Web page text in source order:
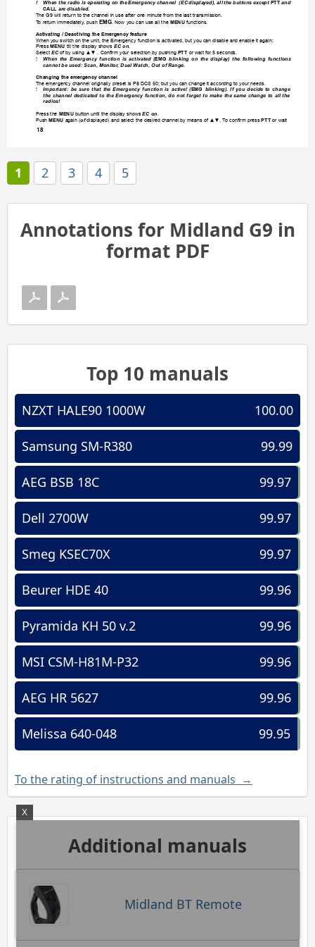
X
18
!
When the radio is operating on the Emergency channel (EC displayed), all the buttons except PTT and
CALL are disabled.
The G9 will return to the channel in use after one minute from the last transmission.
To return immediately, push EMG . Now you can use all the MENU functions.
Activating / Deactiving the Emergency feature
When you switch on the unit, the Emergency function is activated, but you can disable and enable it again:
Press MENU till the display shows EC on.
Select EC of by using ▲▼ . Conrm your selection by pushing PTT or wait for 5 seconds.
!
When the Emergency function is activated (EMG blinking on the display) the following functions
cannot be used: Scan, Monitor, Dual Watch, Out of Range.
Changing the emergency channel
The emergency channel originally preset is P8 DCS 50; but you can change it according to your needs.
!
Important: be sure that the Emergency function is active! (EMG blinking). If you decide to change
the channel dedicated to the Emergency function, do not forget to make the same change to all the
radios!
Press the MENU button until the display shows EC on.
Push MENU again (of displayed) and select the desired channel by means of ▲▼. To conrm press PTT or wait
1 2 3 4 5
Annotations for Midland G9 in
format PDF
Top 10 manuals
100.00
NZXT HALE90 1000W
99.99
Samsung SM-R380
99.97
AEG BSB 18C
99.97
Dell 2700W
99.97
Smeg KSEC70X
99.96
Beurer HDE 40
99.96
Pyramida KH 50 v.2
99.96
MSI CSM-H81M-P32
99.96
AEG HR 5627
99.95
Melissa 640-048
To the rating of instructions and manuals →
Additional manuals
Midland BT Remote